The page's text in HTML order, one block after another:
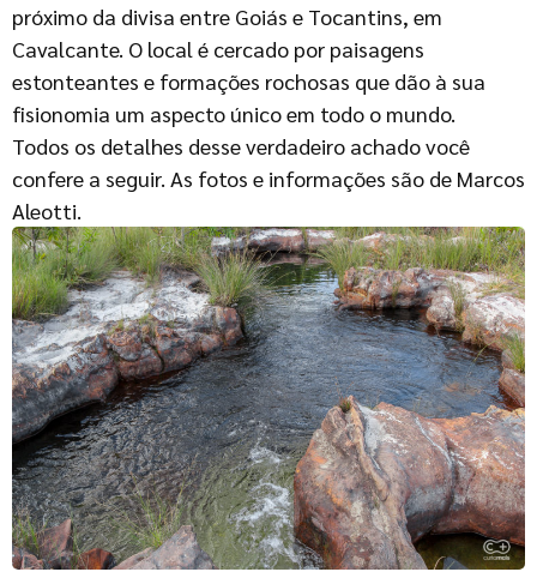
próximo da divisa entre Goiás e Tocantins, em
Cavalcante. O local é cercado por paisagens
estonteantes e formações rochosas que dão à sua
fisionomia um aspecto único em todo o mundo.
Todos os detalhes desse verdadeiro achado você
confere a seguir. As fotos e informações são de Marcos
Aleotti.